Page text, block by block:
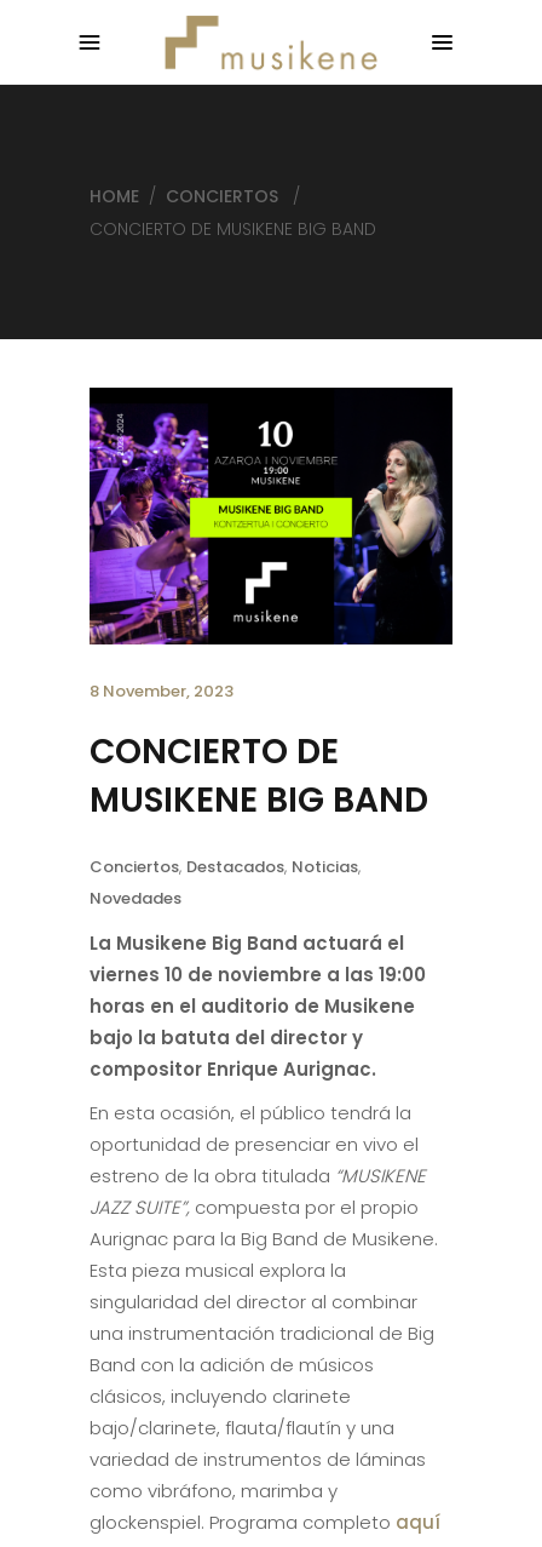
HOME / CONCIERTOS
/
CONCIERTO DE MUSIKENE BIG BAND
8 November, 2023
CONCIERTO DE
MUSIKENE BIG BAND
Conciertos, Destacados, Noticias,
Novedades
La Musikene Big Band actuará el
viernes 10 de noviembre a las 19:00
horas en el auditorio de Musikene
bajo la batuta del director y
compositor Enrique Aurignac.
En esta ocasión, el público tendrá la
oportunidad de presenciar en vivo el
estreno de la obra titulada “MUSIKENE
JAZZ SUITE”, compuesta por el propio
Aurignac para la Big Band de Musikene.
Esta pieza musical explora la
singularidad del director al combinar
una instrumentación tradicional de Big
Band con la adición de músicos
clásicos, incluyendo clarinete
bajo/clarinete, flauta/flautín y una
variedad de instrumentos de láminas
como vibráfono, marimba y
glockenspiel. Programa completo aquí